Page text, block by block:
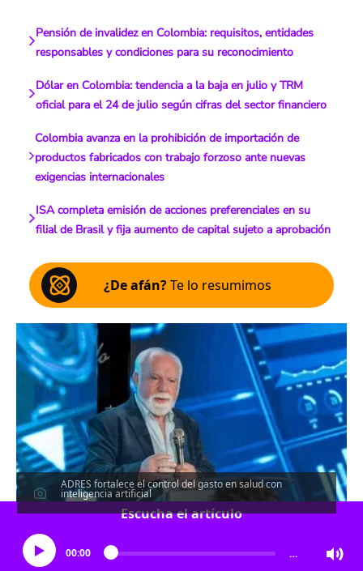
Pensión de invalidez en Colombia: requisitos, entidades
responsables y condiciones para su reconocimiento
Dólar en Colombia: tendencia a la baja en julio y TRM
oficial para el 24 de julio según cifras del sector financiero
Colombia avanza en la prohibición de importación de
productos fabricados con trabajo forzoso ante nuevas
exigencias internacionales
ISA completa emisión de acciones preferenciales en su
filial de Brasil y fija aumento de capital sujeto a aprobación
¿De afán?Te lo resumimos
ADRES fortalece el control del gasto en salud con
inteligencia artificial
Escucha el artículo
00:00 …